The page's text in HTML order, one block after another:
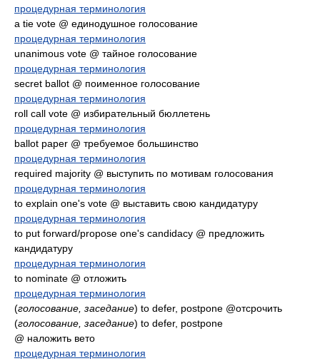
процедурная терминология
a tie vote @ единодушное голосование
процедурная терминология
unanimous vote @ тайное голосование
процедурная терминология
secret ballot @ поименное голосование
процедурная терминология
roll call vote @ избирательный бюллетень
процедурная терминология
ballot paper @ требуемое большинство
процедурная терминология
required majority @ выступить по мотивам голосования
процедурная терминология
to explain one's vote @ выставить свою кандидатуру
процедурная терминология
to put forward/propose one's candidacy @ предложить
кандидатуру
процедурная терминология
to nominate @ отложить
процедурная терминология
(голосование, заседание) to defer, postpone @отсрочить
(голосование, заседание) to defer, postpone
@ наложить вето
процедурная терминология